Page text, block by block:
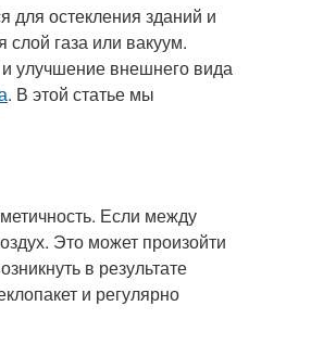
для остекления зданий и
газа или вакуум.
и улучшение внешнего вида
. В этой статье мы
Если между
Это может произойти
в результате
и регулярно